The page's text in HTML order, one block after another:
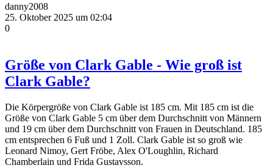
danny2008
25. Oktober 2025 um 02:04
0
Größe von Clark Gable - Wie groß ist
Clark Gable?
Die Körpergröße von Clark Gable ist 185 cm. Mit 185 cm ist die
Größe von Clark Gable 5 cm über dem Durchschnitt von Männern
und 19 cm über dem Durchschnitt von Frauen in Deutschland. 185
cm entsprechen 6 Fuß und 1 Zoll. Clark Gable ist so groß wie
Leonard Nimoy, Gert Fröbe, Alex O'Loughlin, Richard
Chamberlain und Frida Gustavsson.